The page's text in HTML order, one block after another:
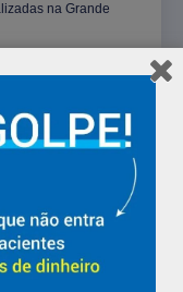
na Grande
porta aberta para
UPA ou Central de